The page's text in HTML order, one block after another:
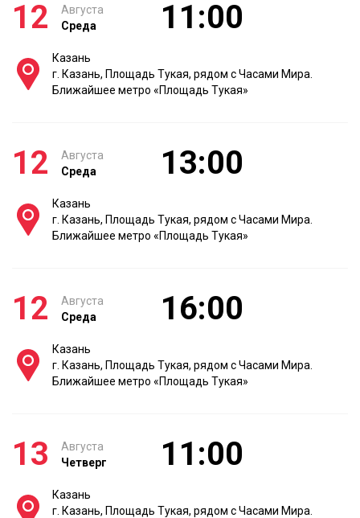
12
Августа
Среда
11:00
Казань
г. Казань, Площадь Тукая, рядом с Часами Мира.
Ближайшее метро «Площадь Тукая»
12
Августа
Среда
13:00
Казань
г. Казань, Площадь Тукая, рядом с Часами Мира.
Ближайшее метро «Площадь Тукая»
12
Августа
Среда
16:00
Казань
г. Казань, Площадь Тукая, рядом с Часами Мира.
Ближайшее метро «Площадь Тукая»
13
Августа
Четверг
11:00
Казань
г. Казань, Площадь Тукая, рядом с Часами Мира.